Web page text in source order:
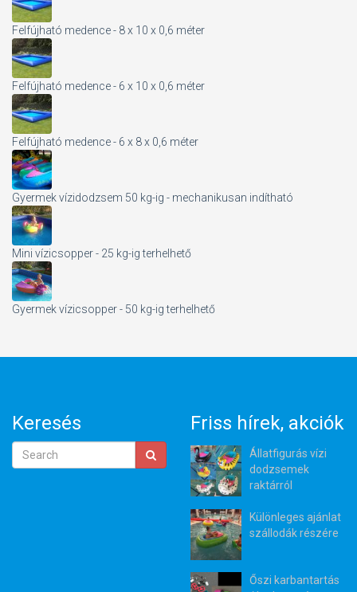
Felfújható medence - 8 x 10 x 0,6 méter
Felfújható medence - 6 x 10 x 0,6 méter
Felfújható medence - 6 x 8 x 0,6 méter
Gyermek vízidodzsem 50 kg-ig - mechanikusan indítható
Mini vízicsopper - 25 kg-ig terhelhető
Gyermek vízicsopper - 50 kg-ig terhelhető
Keresés Friss hírek, akciók
Állatfigurás vízi
dodzsemek
raktárról
Különleges ajánlat
szállodák részére
Őszi karbantartás